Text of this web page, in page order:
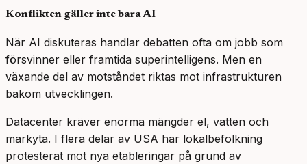
Konflikten gäller inte bara AI
När AI diskuteras handlar debatten ofta om jobb som
försvinner eller framtida superintelligens. Men en
växande del av motståndet riktas mot infrastrukturen
bakom utvecklingen.
Datacenter kräver enorma mängder el, vatten och
markyta. I flera delar av USA har lokalbefolkning
protesterat mot nya etableringar på grund av